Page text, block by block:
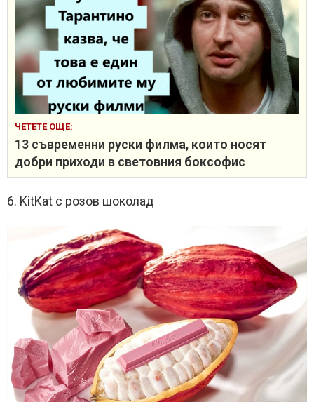
ЧЕТЕТЕ ОЩЕ:
13 съвременни руски филма, които носят
добри приходи в световния боксофис
6. KitKat с розов шоколад